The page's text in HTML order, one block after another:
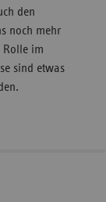
den
noch mehr
Rolle im
sind etwas